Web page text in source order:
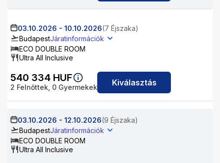
03.10.2026 - 10.10.2026(7 Éjszaka)
BudapestJáratinformációk
ECO DOUBLE ROOM
Ultra All Inclusive
540 334 HUF
2 Felnőttek, 0 Gyermekek Kiválasztás
03.10.2026 - 12.10.2026(9 Éjszaka)
BudapestJáratinformációk
ECO DOUBLE ROOM
Ultra All Inclusive